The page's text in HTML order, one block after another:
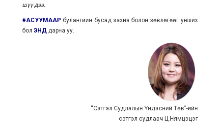
шүү дээ.
#АСУУМААР булангийн бусад захиа болон зөвлөгөөг унших
бол ЭНД дарна уу.
“Сэтгэл Судлалын Үндэсний Төв”-ийн
сэтгэл судлаач Ц.Нямцэцэг